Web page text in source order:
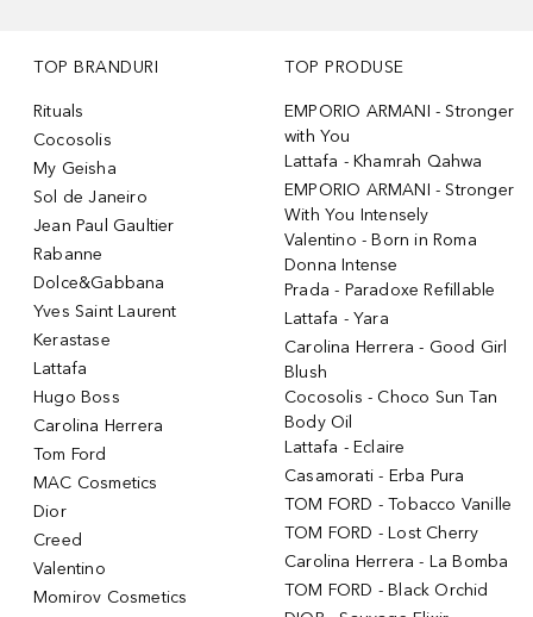
TOP BRANDURI
Rituals
Cocosolis
My Geisha
Sol de Janeiro
Jean Paul Gaultier
Rabanne
Dolce&Gabbana
Yves Saint Laurent
Kerastase
Lattafa
Hugo Boss
Carolina Herrera
Tom Ford
MAC Cosmetics
Dior
Creed
Valentino
Momirov Cosmetics
TOP PRODUSE
EMPORIO ARMANI - Stronger
with You
Lattafa - Khamrah Qahwa
EMPORIO ARMANI - Stronger
With You Intensely
Valentino - Born in Roma
Donna Intense
Prada - Paradoxe Refillable
Lattafa - Yara
Carolina Herrera - Good Girl
Blush
Cocosolis - Choco Sun Tan
Body Oil
Lattafa - Eclaire
Casamorati - Erba Pura
TOM FORD - Tobacco Vanille
TOM FORD - Lost Cherry
Carolina Herrera - La Bomba
TOM FORD - Black Orchid